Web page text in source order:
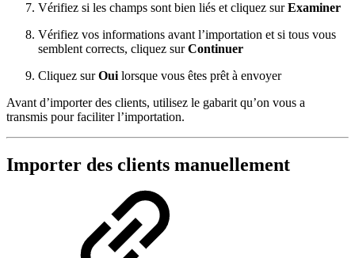
Vérifiez si les champs sont bien liés et cliquez surExaminer
Vérifiez vos informations avant l’importation et si tous vous
semblent corrects, cliquez surContinuer
Cliquez surOui lorsque vous êtes prêt à envoyer
Avant d’importer des clients, utilisez le gabarit qu’on vous a
transmis pour faciliter l’importation.
Importer des clients manuellement